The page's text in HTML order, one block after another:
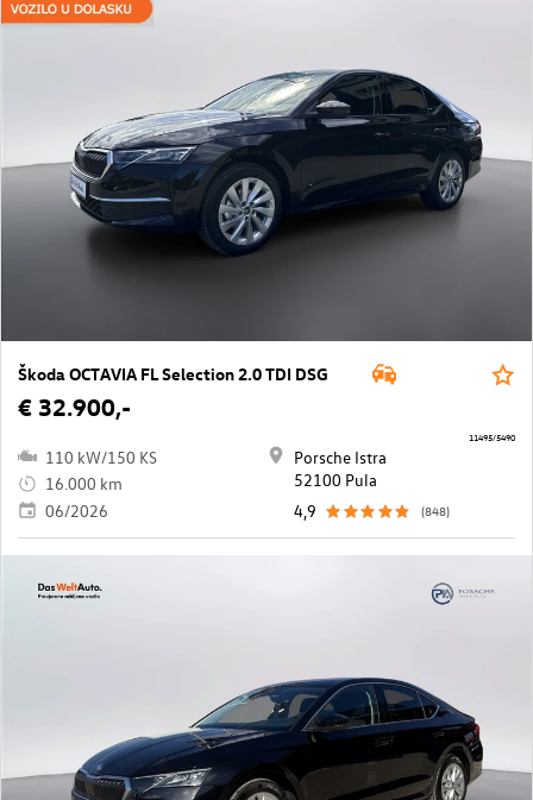
Škoda OCTAVIA FL Selection 2.0 TDI DSG
€ 32.900,-
110 kW/150 KS
16.000 km
06/2026
Porsche Istra
52100 Pula
4,9
(848)
11495/5490